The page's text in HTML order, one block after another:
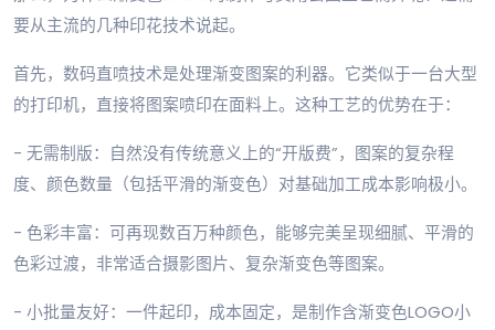
要从主流的几种印花技术说起。
首先，数码直喷技术是处理渐变图案的利器。它类似于一台大型
的打印机，直接将图案喷印在面料上。这种工艺的优势在于：
- 无需制版：自然没有传统意义上的“开版费”，图案的复杂程
度、颜色数量（包括平滑的渐变色）对基础加工成本影响极小。
- 色彩丰富：可再现数百万种颜色，能够完美呈现细腻、平滑的
色彩过渡，非常适合摄影图片、复杂渐变色等图案。
- 小批量友好：一件起印，成本固定，是制作含渐变色LOGO小